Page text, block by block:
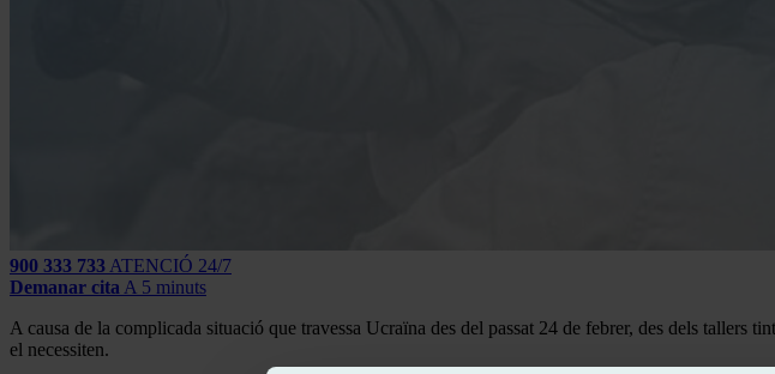
900 333 733 ATENCIÓ 24/7
Demanar cita A 5 minuts
A causa de la complicada situació que travessa Ucraïna des del passat 24 de febrer, des dels tallers
el necessiten.